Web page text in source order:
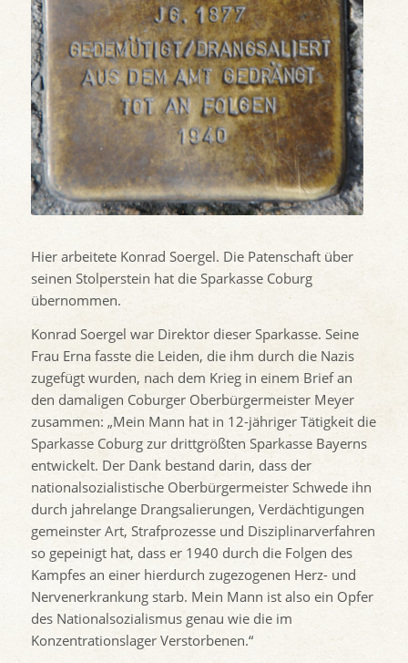
Hier arbeitete Konrad Soergel. Die Patenschaft über
seinen Stolperstein hat die Sparkasse Coburg
übernommen.
Konrad Soergel war Direktor dieser Sparkasse. Seine
Frau Erna fasste die Leiden, die ihm durch die Nazis
zugefügt wurden, nach dem Krieg in einem Brief an
den damaligen Coburger Oberbürgermeister Meyer
zusammen: „Mein Mann hat in 12-jähriger Tätigkeit die
Sparkasse Coburg zur drittgrößten Sparkasse Bayerns
entwickelt. Der Dank bestand darin, dass der
nationalsozialistische Oberbürgermeister Schwede ihn
durch jahrelange Drangsalierungen, Verdächtigungen
gemeinster Art, Strafprozesse und Disziplinarverfahren
so gepeinigt hat, dass er 1940 durch die Folgen des
Kampfes an einer hierdurch zugezogenen Herz- und
Nervenerkrankung starb. Mein Mann ist also ein Opfer
des Nationalsozialismus genau wie die im
Konzentrationslager Verstorbenen.“